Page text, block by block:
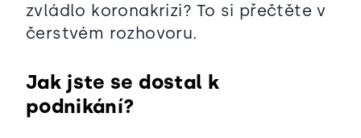
zvládlo koronakrizi? To si přečtěte v
čerstvém rozhovoru.
Jak jste se dostal k
podnikání?